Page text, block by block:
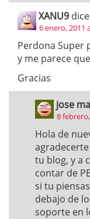
XANU9
6 enero, 2011
Perdona Super
y me parece
Gracias
jose
8
Hola de
tu blog, y a
contar de
si tu
debajo de
soporte en